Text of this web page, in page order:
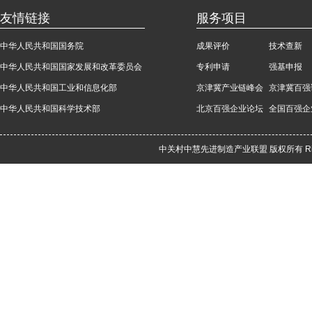
友情链接
中华人民共和国国务院
中华人民共和国国家发展和改革委员会
中华人民共和国工业和信息化部
中华人民共和国科学技术部
服务项目
成果评价 技术查新
专利申请 强基申报
京津冀产业链峰会 京津冀百
北京百强企业论坛 全国百强
中关村中慧先进制造产业联盟 版权所有